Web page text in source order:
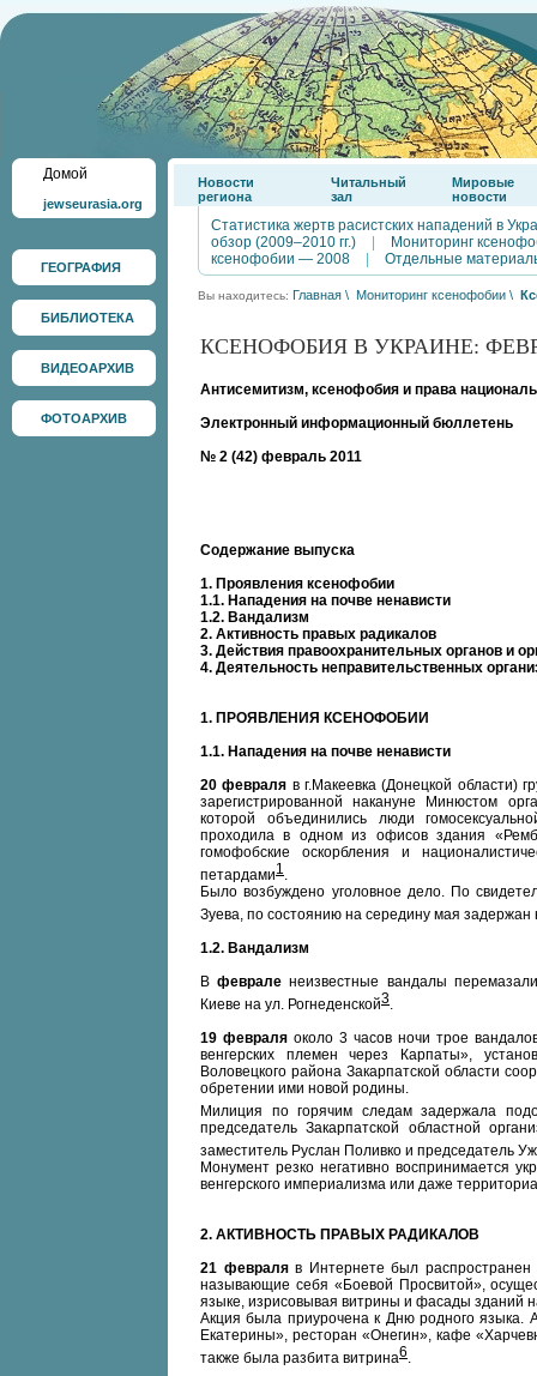
Домой
jewseurasia.org
ГЕОГРАФИЯ
БИБЛИОТЕКА
ВИДЕОАРХИВ
ФОТОАРХИВ
Новости
региона
Читальный
зал
Мировые
новости
Статистика жертв расистских нападений в
обзор (2009–2010 гг.)
Мониторинг
ксенофобии — 2008
Отдельные
Вы находитесь: Главная \ Мониторинг ксенофобии \
КСЕНОФОБИЯ В УКРАИНЕ:
Антисемитизм, ксенофобия и права
Электронный информационный бюллетень
№ 2 (42) февраль 2011
Содержание выпуска
1. Проявления ксенофобии
1.1. Нападения на почве ненависти
1.2. Вандализм
2. Активность правых радикалов
3. Действия правоохранительных органов и
4. Деятельность неправительственных
1. ПРОЯВЛЕНИЯ КСЕНОФОБИИ
1.1. Нападения на почве ненависти
20 февраля в г.Макеевка (Донецкой области)
зарегистрированной накануне Минюстом
которой объединились люди
проходила в одном из офисов здания
гомофобские оскорбления и
петардами1.
Было возбуждено уголовное дело. По
Зуева, по состоянию на середину мая задержан
1.2. Вандализм
Вфевраленеизвестные вандалы
Киеве на ул. Рогнеденской3.
19 февраля около 3 часов ночи трое
венгерских племен через Карпаты»,
Воловецкого района Закарпатской области
обретении ими новой родины.
Милиция по горячим следам задержала
председатель Закарпатской областной
заместитель Руслан Поливко и председатель
Монумент резко негативно воспринимается
венгерского империализма или даже
2. АКТИВНОСТЬ ПРАВЫХ РАДИКАЛОВ
21 февраляв Интернете был распространен
называющие себя «Боевой Просвитой»,
языке, изрисовывая витрины и фасады зданий
Акция была приурочена к Дню родного языка.
Екатерины», ресторан «Онегин», кафе
также была разбита витрина6.